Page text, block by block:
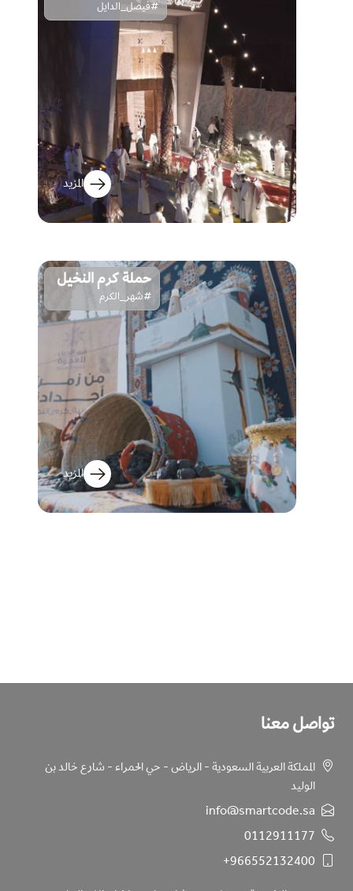
#فيصل_الدايل
المزيد
حملة كرم النخيل
#شهر_الكرم
المزيد
تواصل معنا
المملكة العربية السعودية - الرياض - حي الحمراء - شارع خالد بن
الوليد
info@smartcode.sa
0112911177
+966552132400